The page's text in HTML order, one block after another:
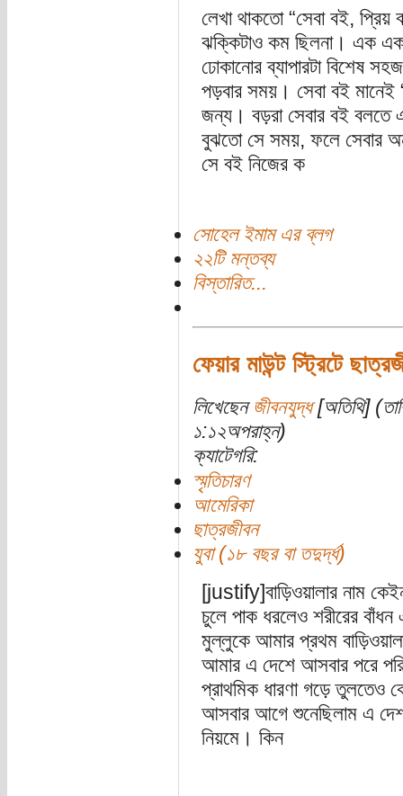
লেখা থাকতো “সেবা বই,
ঝক্কিটাও কম ছিলনা। এক
ঢোকানোর ব্যাপারটা বিশেষ
পড়বার সময়। সেবা বই মানেই
জন্য। বড়রা সেবার বই বলতে
বুঝতো সে সময়, ফলে সেবার
সে বই নিজের ক
সোহেল ইমাম এর ব্লগ
২২টি মন্তব্য
বিস্তারিত...
ফেয়ার মাউন্ট স্ট্রিটে
লিখেছেন জীবনযুদ্ধ[অতিথি]
১:১২অপরাহ্ন)
ক্যাটেগরি:
স্মৃতিচারণ
আমেরিকা
ছাত্রজীবন
যুবা (১৮ বছর বা তদুর্দ্ধ)
[justify]বাড়িওয়ালার নাম
চুলে পাক ধরলেও শরীরের
মুল্লুকে আমার প্রথম
আমার এ দেশে আসবার পরে
প্রাথমিক ধারণা গড়ে
আসবার আগে শুনেছিলাম এ
নিয়মে। কিন